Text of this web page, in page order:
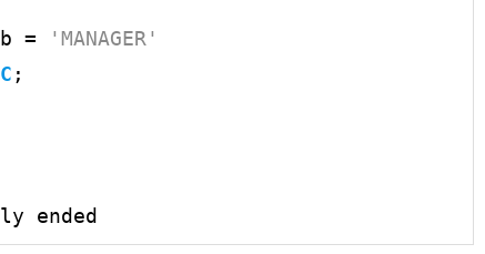
=
'MANAGER'
ended